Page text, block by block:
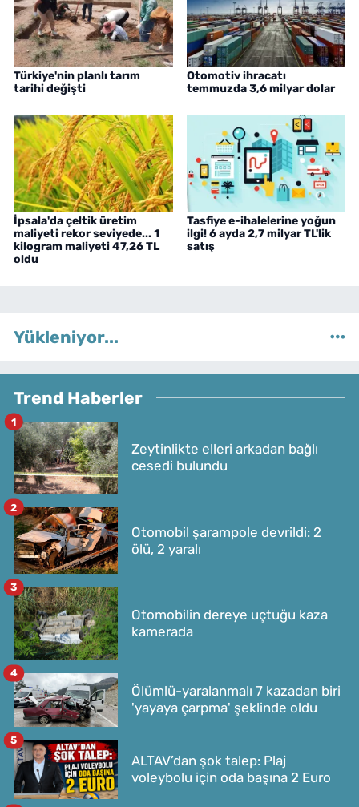
Türkiye'nin planlı tarım
tarihi değişti
Otomotiv ihracatı
temmuzda 3,6 milyar dolar
İpsala'da çeltik üretim
maliyeti rekor seviyede... 1
kilogram maliyeti 47,26 TL
oldu
Tasfiye e-ihalelerine yoğun
ilgi! 6 ayda 2,7 milyar TL'lik
satış
Yükleniyor...
Trend Haberler
Zeytinlikte elleri arkadan bağlı
cesedi bulundu
1
Otomobil şarampole devrildi: 2
ölü, 2 yaralı
2
Otomobilin dereye uçtuğu kaza
kamerada
3
Ölümlü-yaralanmalı 7 kazadan biri
'yayaya çarpma' şeklinde oldu
4
ALTAV’dan şok talep: Plaj
voleybolu için oda başına 2 Euro
5